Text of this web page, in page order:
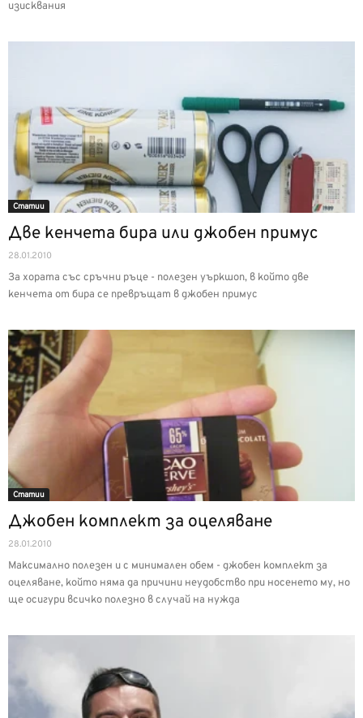
изисквания
Статии
Две кенчета бира или джобен примус
28.01.2010
За хората със сръчни ръце - полезен уъркшоп, в който две
кенчета от бира се превръщат в джобен примус
Статии
Джобен комплект за оцеляване
28.01.2010
Максимално полезен и с минимален обем - джобен комплект за
оцеляване, който няма да причини неудобство при носенето му, но
ще осигури всичко полезно в случай на нужда